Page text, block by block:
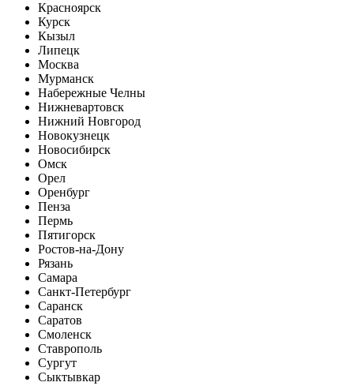
Красноярск
Курск
Кызыл
Липецк
Москва
Мурманск
Набережные Челны
Нижневартовск
Нижний Новгород
Новокузнецк
Новосибирск
Омск
Орел
Оренбург
Пенза
Пермь
Пятигорск
Ростов-на-Дону
Рязань
Самара
Санкт-Петербург
Саранск
Саратов
Смоленск
Ставрополь
Сургут
Сыктывкар